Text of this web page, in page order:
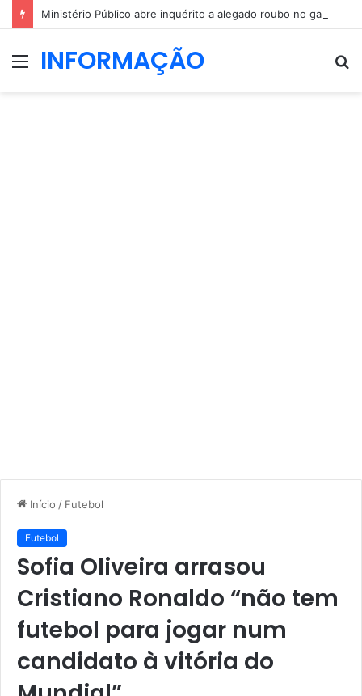
MenuINFORMAÇÃO
Início / Futebol
Futebol
Sofia Oliveira arrasou
Cristiano Ronaldo “não tem
futebol para jogar num
candidato à vitória do